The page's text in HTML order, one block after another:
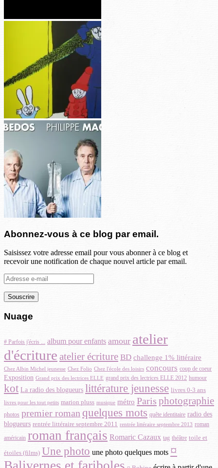
Abonnez-vous à ce blog par email.
Saisissez votre adresse email pour vous abonner à ce blog et
recevoir une notification de chaque nouvel article par email.
Adresse
e-
mail
Nuage
# Parfois j'écris ... album pour enfants amour atelier
d'écriture atelier écriture BD challenge 1% littéraire
Chez Albin Michel jeunesse Chez Folio Chez l'école des loisirs concours coup de coeur
Exposition Grand prix des lectrices ELLE grand prix des lectrices ELLE 2012 humour
kot La radio des blogueurs littérature jeunesse livres 0-3 ans
livres pour les tout petits marion pluss musique métro Paris photographie
photos premier roman quelques mots quête identitaire radio des
blogueurs rentrée littéraire septembre 2011 rentrée littéraire septembre 2013 roman
américain roman français Romaric Cazaux tag théâtre toile et
étoiles (films) Une photo une photo quelques mots ¤